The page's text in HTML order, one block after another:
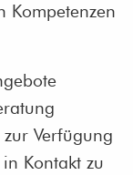
Kompetenzen
Verfügung
Kontakt zu